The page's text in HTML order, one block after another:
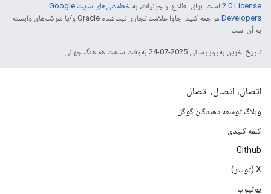
2.0 License است. برای اطلاع از جزئیات، به
خطمشی‌های سایت Google
Developers‏
مراجعه کنید. جاوا علامت تجاری ثبت‌شده Oracle و/یا شرکت‌های وابسته
به آن است.
تاریخ آخرین به‌روزرسانی 2025-07-24 به‌وقت ساعت هماهنگ جهانی.
اتصال، اتصال، اتصال
وبلاگ توسعه دهندگان گوگل
کلمه کلیدی
Github
X (تویتر)
یوتیوب